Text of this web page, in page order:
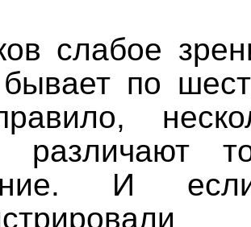
слабое
по
различают
И